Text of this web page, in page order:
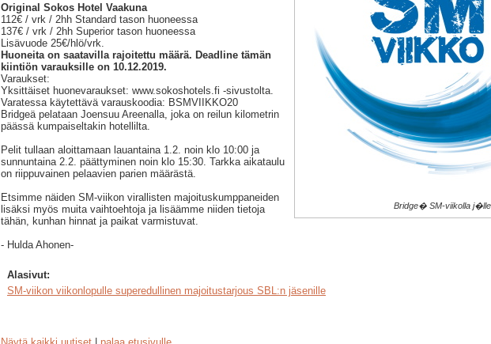
Bridge� SM-viikolla
Original Sokos Hotel Vaakuna
112€ / vrk / 2hh Standard tason huoneessa
137€ / vrk / 2hh Superior tason huoneessa
Lisävuode 25€/hlö/vrk.
Huoneita on saatavilla rajoitettu määrä. Deadline tämän
kiintiön varauksille on 10.12.2019.
Varaukset:
Yksittäiset huonevaraukset: www.sokoshotels.fi -sivustolta.
Varatessa käytettävä varauskoodia: BSMVIIKKO20
Bridgeä pelataan Joensuu Areenalla, joka on reilun kilometrin
päässä kumpaiseltakin hotellilta.
Pelit tullaan aloittamaan lauantaina 1.2. noin klo 10:00 ja
sunnuntaina 2.2. päättyminen noin klo 15:30. Tarkka aikataulu
on riippuvainen pelaavien parien määrästä.
Etsimme näiden SM-viikon virallisten majoituskumppaneiden
lisäksi myös muita vaihtoehtoja ja lisäämme niiden tietoja
tähän, kunhan hinnat ja paikat varmistuvat.
- Hulda Ahonen-
Alasivut:
SM-viikon viikonlopulle superedullinen majoitustarjous SBL:n jäsenille